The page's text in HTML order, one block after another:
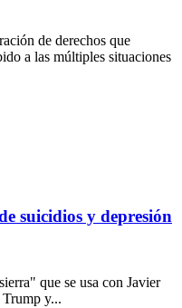
de derechos que
a las múltiples situaciones
suicidios y depresión
que se usa con Javier
y...